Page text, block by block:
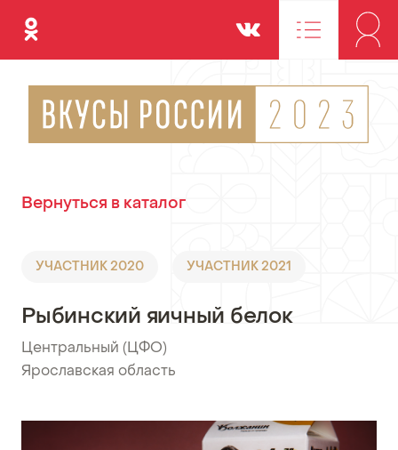
Одноклассники Вконтакте
Вернуться в каталог
УЧАСТНИК 2020 УЧАСТНИК 2021
Рыбинский яичный белок
Центральный (ЦФО)
•Ярославская область